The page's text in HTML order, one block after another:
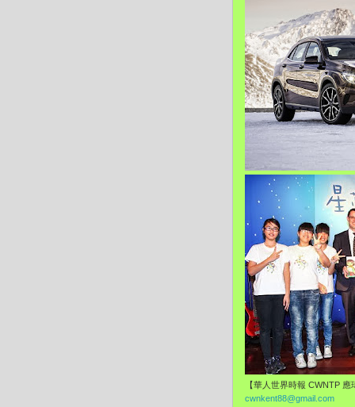
【華人世界時報 CWNTP
cwnkent88@gmail.com